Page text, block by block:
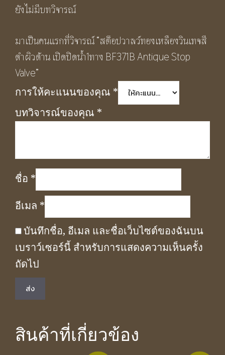
ยังไม่มีบทวิจารณ์
มาเป็นคนแรกที่วิจารณ์ “สต็อปวาลว์ทองเหลืองวินเทจสี
ดำผิวด้าน เปิดปิดน้ำ1ทาง BF371B Antique Stop
Valve”
การให้คะแนนของคุณ *
บทวิจารณ์ของคุณ *
ชื่อ *
อีเมล *
บันทึกชื่อ, อีเมล และชื่อเว็บไซต์ของฉันบน
เบราว์เซอร์นี้ สำหรับการแสดงความเห็นครั้ง
ถัดไป
สินค้าที่เกี่ยวข้อง